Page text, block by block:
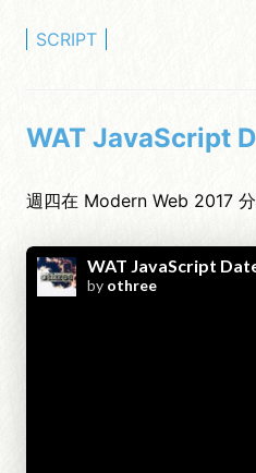
SCRIPT
WAT JavaScript
週四在 Modern Web 2017